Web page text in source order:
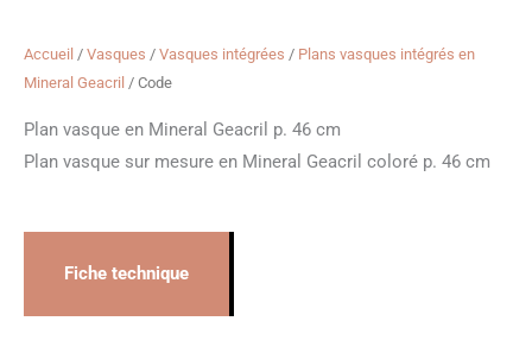
Accueil / Vasques / Vasques intégrées / Plans vasques intégrés en
Mineral Geacril / Code
Plan vasque en Mineral Geacril p. 46 cm
Plan vasque sur mesure en Mineral Geacril coloré p. 46 cm
Fiche technique